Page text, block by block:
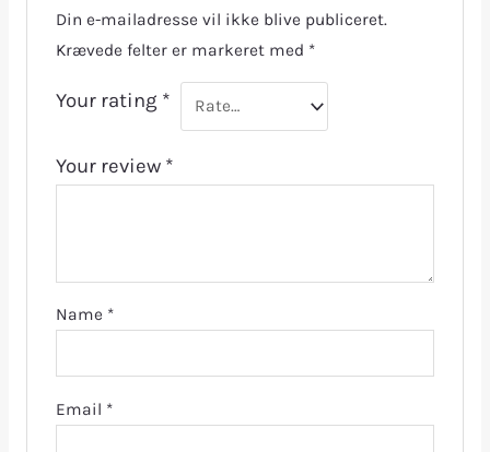
Din e-mailadresse vil ikke blive publiceret.
Krævede felter er markeret med *
Your rating *
Your review *
Name *
Email *